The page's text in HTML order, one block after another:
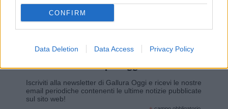
CONFIRM
Data Deletion Data Access Privacy Policy
Vuoi rimanere sempre aggiornato?
Iscriviti alla newsletter di Gallura Oggi e ricevi le nostre
email periodiche contenenti le ultime notizie pubblicate
sul sito web!